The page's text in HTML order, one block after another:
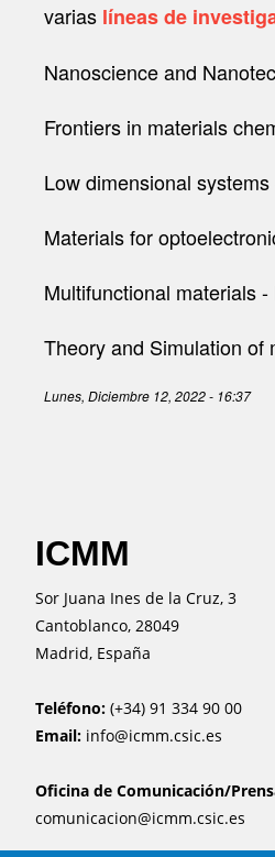
varias líneas de
Nanoscience and
Frontiers in materials
Low dimensional
Materials for
Multifunctional materials
Theory and Simulation of
Lunes, Diciembre 12, 2022 - 16:37
ICMM
Sor Juana Ines de la Cruz, 3
Cantoblanco, 28049
Madrid, España
Teléfono: (+34) 91 334 90 00
Email: info@icmm.csic.es
Oficina de Comunicación/
comunicacion@icmm.csic.es